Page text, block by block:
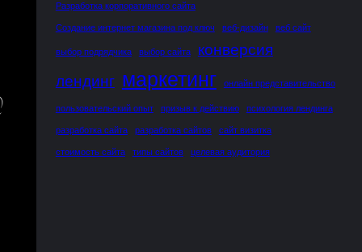
Разработка корпоративного сайта
Создание интернет магазина под ключ веб-дизайн веб сайт
выбор подрядчика выбор сайта
конверсия
лендинг маркетинг онлайн представительство
пользовательский опыт призыв к действию психология лендинга
разработка сайта разработка сайтов сайт визитка
стоимость сайта типы сайтов целевая аудитория